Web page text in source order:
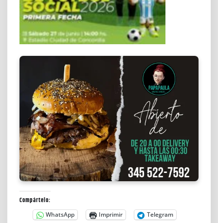
Compártelo:
WhatsApp Imprimir Telegram